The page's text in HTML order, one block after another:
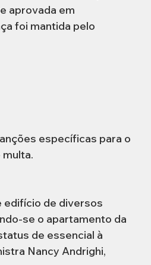
aprovada em
foi mantida pelo
específicas para o
edifício de diversos
se o apartamento da
de essencial à
Nancy Andrighi,